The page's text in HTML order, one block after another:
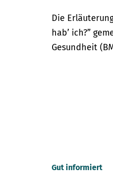
Die
hab’ ich?”
Gesundheit
Gut informiert